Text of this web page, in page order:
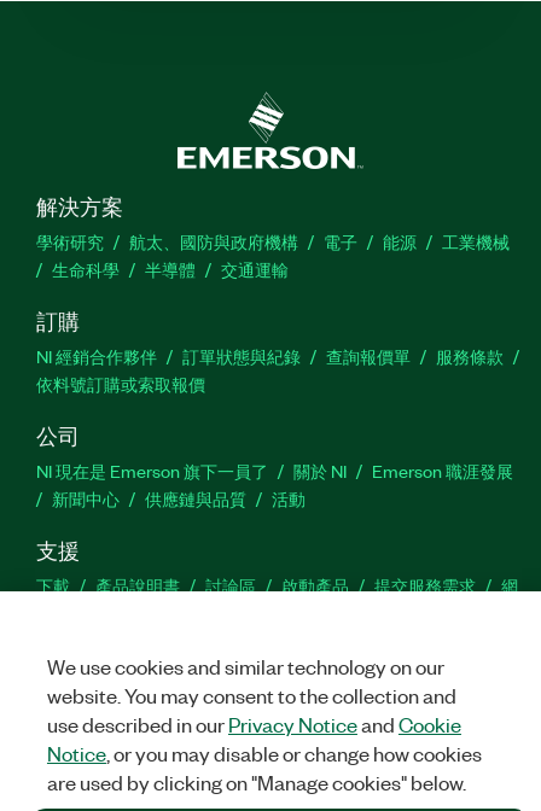
解決方案
學術研究 航太、國防與政府機構 電子 能源
工業機械
生命科學
半導體 交通運輸
訂購
NI 經銷合作夥伴 訂單狀態與紀錄 查詢報價單
服務條款
依料號訂購或索取報價
公司
NI 現在是 Emerson 旗下一員了 關於 NI
Emerson 職涯發展
新聞中心
供應鏈與品質 活動
支援
下載 產品說明書 討論區 啟動產品 提交服務需求
網
TwitterFacebook
©NATIONAL INSTRUMENTS CORP. 保留所有權利。
We use cookies and similar technology on our
website. You may consent to the collection and
use described in ourPrivacy NoticeandCookie
Notice, or you may disable or change how cookies
are used by clicking on "Manage cookies" below.